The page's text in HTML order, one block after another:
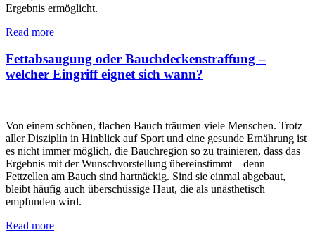
Ergebnis ermöglicht.
Read more
Fettabsaugung oder Bauchdeckenstraffung –
welcher Eingriff eignet sich wann?
Von einem schönen, flachen Bauch träumen viele Menschen. Trotz
aller Disziplin in Hinblick auf Sport und eine gesunde Ernährung ist
es nicht immer möglich, die Bauchregion so zu trainieren, dass das
Ergebnis mit der Wunschvorstellung übereinstimmt – denn
Fettzellen am Bauch sind hartnäckig. Sind sie einmal abgebaut,
bleibt häufig auch überschüssige Haut, die als unästhetisch
empfunden wird.
Read more